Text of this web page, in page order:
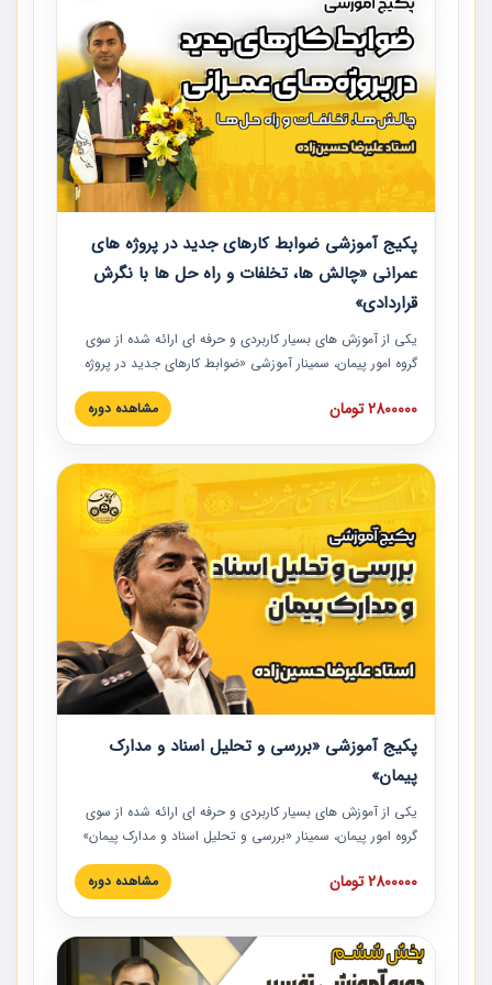
پکیج آموزشی ضوابط کارهای جدید در پروژه های
عمرانی «چالش ها، تخلفات و راه حل ها با نگرش
قراردادی»
یکی از آموزش‏‏‏‏‏‏ های بسیار کاربردی و حرفه‏ ای ارائه شده از سوی
گروه امور پیمان، سمینار آموزشی «ضوابط کارهای جدید در پروژه
های عمرانی» چالش ها، تخلفات و راه حل ها با نگرش قراردادی
است که در محل سندیکای شرکت های ساختمانی کشور ارائه شد.
مدارک پیمان به همراه تجربیات عملی ارائه شده است.
2800000 تومان مشاهده دوره
پکیج آموزشی «بررسی و تحلیل اسناد و مدارک
پیمان»
یکی از آموزش‏‏‏‏‏‏ های بسیار کاربردی و حرفه‏ ای ارائه شده از سوی
گروه امور پیمان، سمینار «بررسی و تحلیل اسناد و مدارک پیمان»
است که در دانشگاه صنعتی شریف ارائه شد. در این آموزش
نکات کلیدی مربوط به اسناد و مدارک پیمان، اولویت بندی اسناد
پیمان به همراه تجربیات عملی در این خصوص ارائه شده است.
2800000 تومان مشاهده دوره